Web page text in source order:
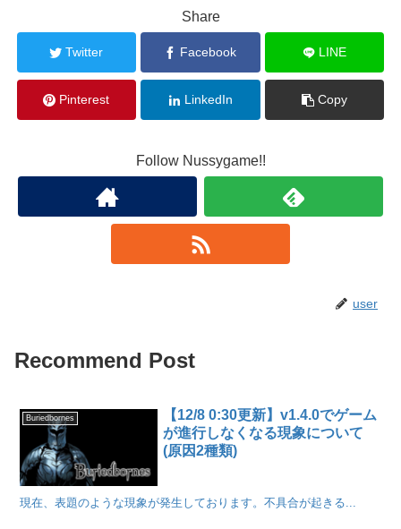
Share
Twitter Facebook LINE
Pinterest LinkedIn Copy
Follow Nussygame!!
user
Recommend Post
Buriedbornes
【12/8 0:30更新】v1.4.0でゲーム
が進行しなくなる現象について
(原因2種類)
現在、表題のような現象が発生しております。不具合が起きる...